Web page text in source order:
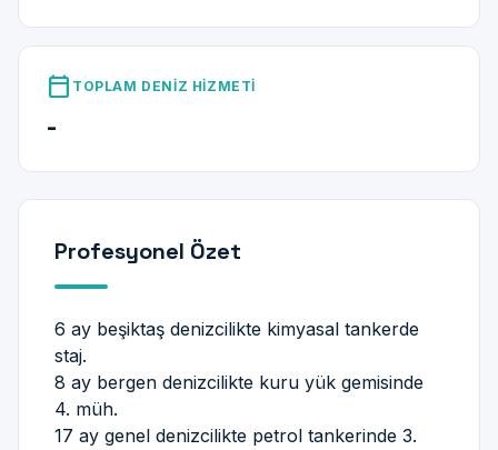
calendar_today TOPLAM DENIZ HIZMETI
-
Profesyonel Özet
6 ay beşiktaş denizcilikte kimyasal tankerde
staj.
8 ay bergen denizcilikte kuru yük gemisinde
4. müh.
17 ay genel denizcilikte petrol tankerinde 3.